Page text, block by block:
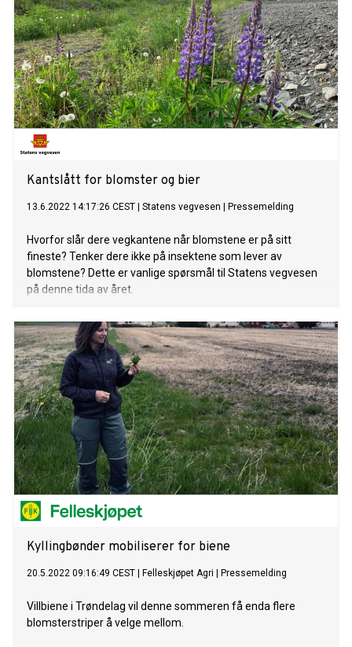
Kantslått for blomster og bier
13.6.2022 14:17:26 CEST Statens vegvesen Pressemelding
Hvorfor slår dere vegkantene når blomstene er på sitt
fineste? Tenker dere ikke på insektene som lever av
blomstene? Dette er vanlige spørsmål til Statens vegvesen
på denne tida av året.
Kyllingbønder mobiliserer for biene
20.5.2022 09:16:49 CEST Felleskjøpet Agri Pressemelding
Villbiene i Trøndelag vil denne sommeren få enda flere
blomsterstriper å velge mellom.